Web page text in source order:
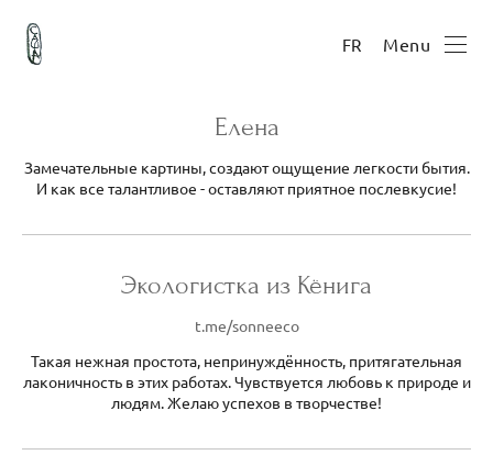
FR Menu
Елена
Замечательные картины, создают ощущение легкости бытия.
И как все талантливое - оставляют приятное послевкусие!
Экологистка из Кёнига
t.me/sonneeco
Такая нежная простота, непринуждённость, притягательная
лаконичность в этих работах. Чувствуется любовь к природе и
людям. Желаю успехов в творчестве!